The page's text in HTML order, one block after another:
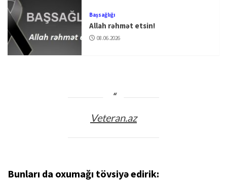
Başsağlığı
Allah rəhmət etsin!
08.06.2026
Veteran.az
Bunları da oxumağı tövsiyə edirik: